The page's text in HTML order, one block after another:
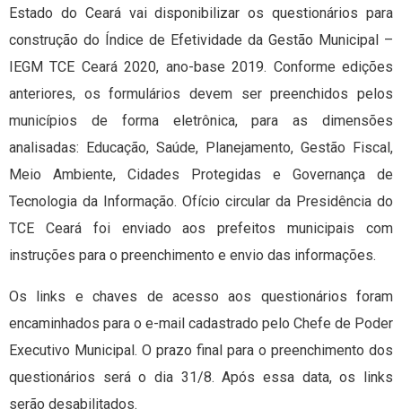
Estado do Ceará vai disponibilizar os questionários para
construção do Índice de Efetividade da Gestão Municipal –
IEGM TCE Ceará 2020, ano-base 2019. Conforme edições
anteriores, os formulários devem ser preenchidos pelos
municípios de forma eletrônica, para as dimensões
analisadas: Educação, Saúde, Planejamento, Gestão Fiscal,
Meio Ambiente, Cidades Protegidas e Governança de
Tecnologia da Informação. Ofício circular da Presidência do
TCE Ceará foi enviado aos prefeitos municipais com
instruções para o preenchimento e envio das informações.
Os links e chaves de acesso aos questionários foram
encaminhados para o e-mail cadastrado pelo Chefe de Poder
Executivo Municipal. O prazo final para o preenchimento dos
questionários será o dia 31/8. Após essa data, os links
serão desabilitados.